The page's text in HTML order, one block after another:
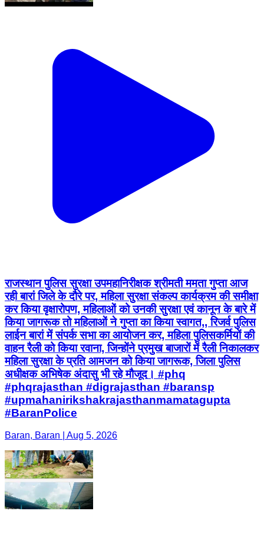
राजस्थान पुलिस सुरक्षा उपमहानिरीक्षक श्रीमती ममता गुप्ता आज
रही बारां जिले के दौरे पर, महिला सुरक्षा संकल्प कार्यक्रम की समीक्षा
कर किया वृक्षारोपण, महिलाओं को उनकी सुरक्षा एवं कानून के बारे में
किया जागरूक तो महिलाओं ने गुप्ता का किया स्वागत,, रिजर्व पुलिस
लाईन बारां में संपर्क सभा का आयोजन कर, महिला पुलिसकर्मियों की
वाहन रैली को किया रवाना, जिन्होंने प्रमुख बाजारों में रैली निकालकर
महिला सुरक्षा के प्रति आमजन को किया जागरूक, जिला पुलिस
अधीक्षक अभिषेक अंदासु भी रहे मौजूद। #phq
#phqrajasthan #digrajasthan #baransp
#upmahanirikshakrajasthanmamatagupta
#BaranPolice
Baran, Baran | Aug 5, 2026